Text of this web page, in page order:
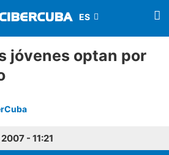
jóvenes optan por
- 11:21